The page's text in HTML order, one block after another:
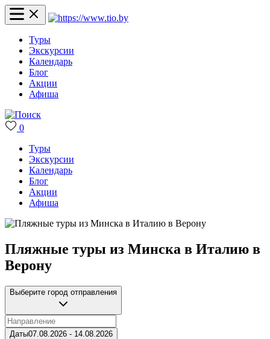
Туры
Экскурсии
Календарь
Блог
Акции
Афиша
0
Туры
Экскурсии
Календарь
Блог
Акции
Афиша
Пляжные туры из Минска в Италию в
Верону
Выберите город отправления
Даты07.08.2026 - 14.08.2026